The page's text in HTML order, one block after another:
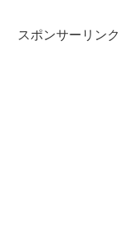
スポンサーリンク